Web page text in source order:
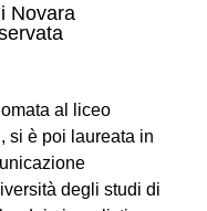
Novara
al liceo
si è poi laureata in
degli studi di